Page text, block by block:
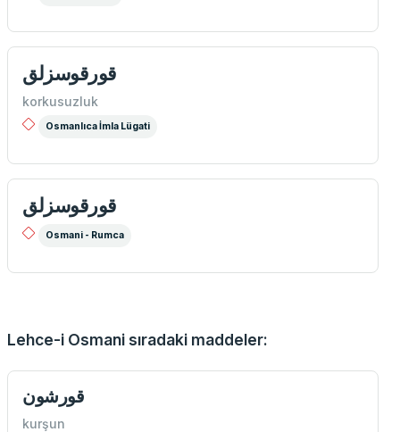
قورقوسزلق
korkusuzluk
Osmanlıca İmla Lügati
قورقوسزلق
Osmani - Rumca
Lehce-i Osmani sıradaki maddeler:
قورشون
kurşun